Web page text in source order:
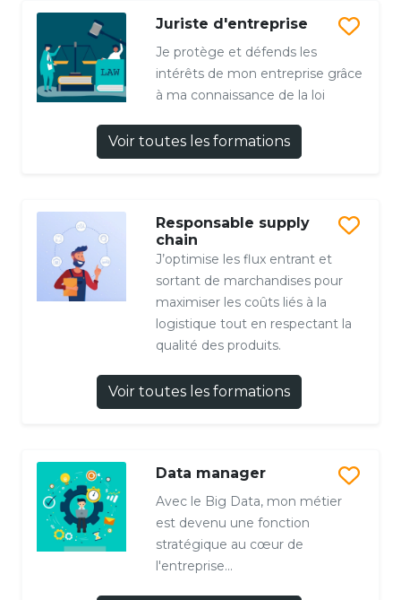
Juriste d'entreprise
Je protège et défends les
intérêts de mon entreprise grâce
à ma connaissance de la loi
Voir toutes les formations
Responsable supply
chain
J’optimise les flux entrant et
sortant de marchandises pour
maximiser les coûts liés à la
logistique tout en respectant la
qualité des produits.
Voir toutes les formations
Data manager
Avec le Big Data, mon métier
est devenu une fonction
stratégique au cœur de
l'entreprise...